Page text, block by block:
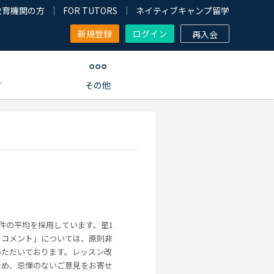
機関の方 FOR TUTORS
ネイティブキャンプ留学
新規登録
ログイン 再入会
その他
の平均を採用しています。星1
メント」については、原則非
だいております。レッスン改
、忌憚のないご意見をお寄せ